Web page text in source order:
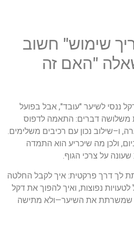
שימוש" חשוב
"האם זה
ננסי לשיער "עובד", אבל בפועל
משלושה דברים: התאמה לדפוס
, ו–שילוב נכון עם רכיבים משלימים.
ולכן מה שיכריע הוא התמדה
שעונה על צרכי הגוף.
לך דרך פרקטית: איך לקבל החלטה
לטעויות נפוצות, ואיך להפוך את דקל
שמשרתת את השיער—ולא מתישה